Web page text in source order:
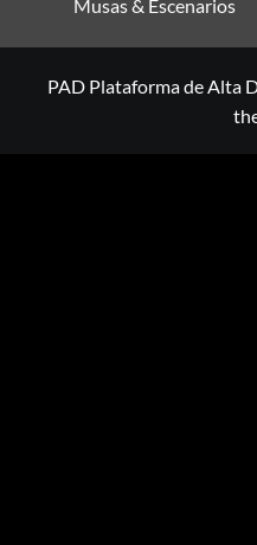
Musas & Escenarios
PAD Plataforma de Alta